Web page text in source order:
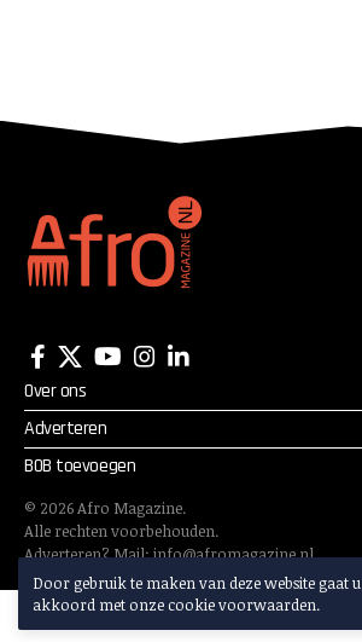
Door gebruik te maken van deze website gaat u
akkoord met onze cookie voorwaarden.
Over ons
Adverteren
BOB toevoegen
© 2026Afro Magazine.
Alle rechten voorbehouden.
Adverteren? Mail:info@afromagazine.nl